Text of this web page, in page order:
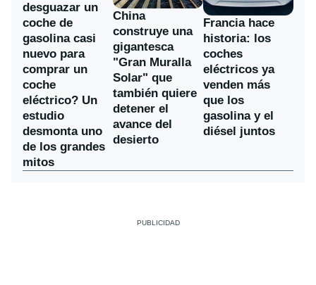
desguazar un
coche de
gasolina casi
nuevo para
comprar un
coche
eléctrico? Un
estudio
desmonta uno
de los grandes
mitos
China
construye una
gigantesca
"Gran Muralla
Solar" que
también quiere
detener el
avance del
desierto
Francia hace
historia: los
coches
eléctricos ya
venden más
que los
gasolina y el
diésel juntos